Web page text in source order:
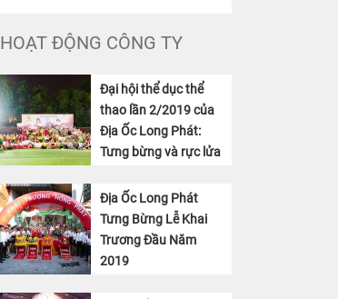
HOẠT ĐỘNG CÔNG TY
Đại hội thể dục thể
thao lần 2/2019 của
Địa Ốc Long Phát:
Tưng bừng và rực lửa
Địa Ốc Long Phát
Tưng Bừng Lễ Khai
Trương Đầu Năm
2019